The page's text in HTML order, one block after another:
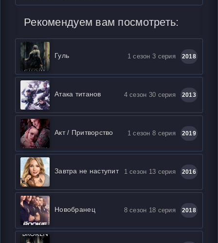
Рекомендуем вам посмотреть:
Гуль 1 сезон 3 серия 2018
Атака титанов 4 сезон 30 серия 2013
Акт / Притворство 1 сезон 8 серия 2019
Завтра не наступит 1 сезон 13 серия 2016
Новобранец 8 сезон 18 серия 2018